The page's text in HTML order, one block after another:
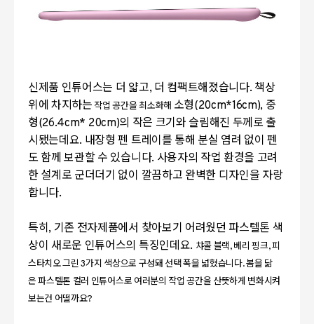
신제품 인튜어스는 더 얇고, 더 컴팩트해졌습니다. 책상
위에 차지하는 작업 공간을 최소화해 소형(20cm*16cm), 중
형(26.4cm* 20cm)의 작은 크기와 슬림해진 두께로 출
시됐는데요. 내장형 펜 트레이를 통해 분실 염려 없이 펜
도 함께 보관할 수 있습니다. 사용자의 작업 환경을 고려
한 설계로 군더더기 없이 깔끔하고 완벽한 디자인을 자랑
합니다.
특히, 기존 전자제품에서 찾아보기 어려웠던 파스텔톤 색
상이 새로운 인튜어스의 특징인데요. 챠콜 블랙, 베리 핑크, 피
스타치오 그린 3가지 색상으로 구성돼 선택 폭을 넓혔습니다. 봄을 닮
은 파스텔톤 컬러 인튜어스로 여러분의 작업 공간을 산뜻하게 변화시켜
보는건 어떨까요?